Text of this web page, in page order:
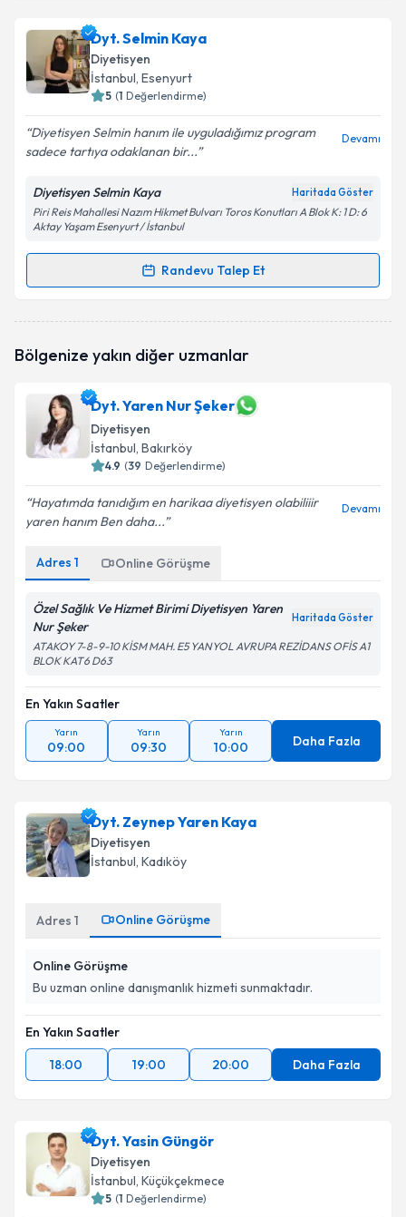
Dyt. Selmin Kaya
Diyetisyen
İstanbul, Esenyurt
5 (1 Değerlendirme)
Diyetisyen Selmin hanım ile uyguladığımız program
sadece tartıya odaklanan bir...
Devamı
Diyetisyen Selmin Kaya Haritada Göster
Piri Reis Mahallesi Nazım Hikmet Bulvarı Toros Konutları A Blok K: 1 D: 6
Aktay Yaşam Esenyurt / İstanbul
Randevu Talep Et
Randevu Takvimi Talebi
oluşturun. Size bu uzmandan randevu almanız için bir
E-posta Adresiniz
Kişisel verilerimin işlenmesine ilişkinAydınlatma
Metni'ni okudum ve kişisel verilerimin belirtilen
Bölgenize yakın diğer uzmanlar
Dyt. Yaren Nur Şeker
Diyetisyen
İstanbul, Bakırköy
4.9 (39 Değerlendirme)
Hayatımda tanıdığım en harikaa diyetisyen olabiliiir
yaren hanım Ben daha...
Devamı
Adres 1 Online Görüşme
Özel Sağlık Ve Hizmet Birimi Diyetisyen Yaren
Nur Şeker
Haritada Göster
ATAKOY 7-8-9-10 KİSM MAH. E5 YANYOL AVRUPA REZİDANS OFİS A1
BLOK KAT6 D63
En Yakın Saatler
Yarın
09:00
Yarın
09:30
Yarın
10:00 Daha Fazla
Dyt. Zeynep Yaren Kaya
Diyetisyen
İstanbul, Kadıköy
Adres 1 Online Görüşme
Online Görüşme
Bu uzman online danışmanlık hizmeti sunmaktadır.
En Yakın Saatler
18:00
19:00 20:00 Daha Fazla
Dyt. Yasin Güngör
Diyetisyen
İstanbul, Küçükçekmece
5 (1 Değerlendirme)